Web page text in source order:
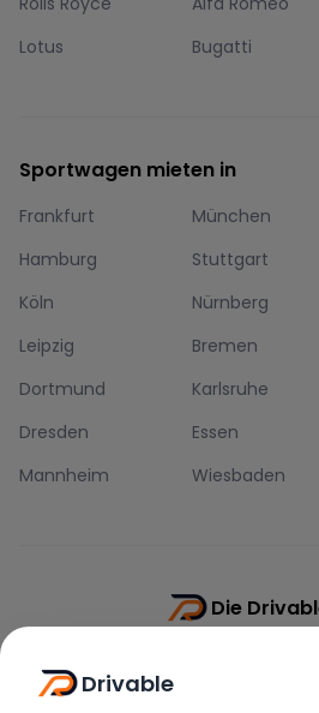
Lotus
Bugatti
Sportwagen mieten in
Frankfurt München
Hamburg
Stuttgart
Köln
Nürnberg
Leipzig
Bremen
Dortmund
Karlsruhe
Dresden
Essen
Mannheim
Wiesbaden
Die
Drivable